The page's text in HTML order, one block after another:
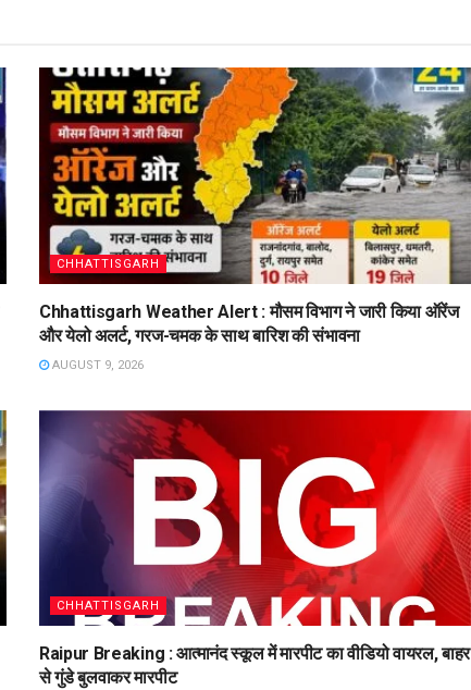
CHHATTISGARH
Chhattisgarh Weather Alert : मौसम विभाग ने जारी किया ऑरेंज
और येलो अलर्ट, गरज-चमक के साथ बारिश की संभावना
AUGUST 9, 2026
CHHATTISGARH
Raipur Breaking : आत्मानंद स्कूल में मारपीट का वीडियो वायरल, बाहर
से गुंडे बुलवाकर मारपीट